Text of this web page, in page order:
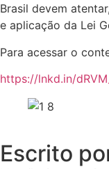
Brasil devem
e aplicação da Lei
Para acessar o
https://lnkd.in/
Escrito